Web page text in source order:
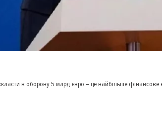
в оборону 5 млрд євро – це найбільше фінансове